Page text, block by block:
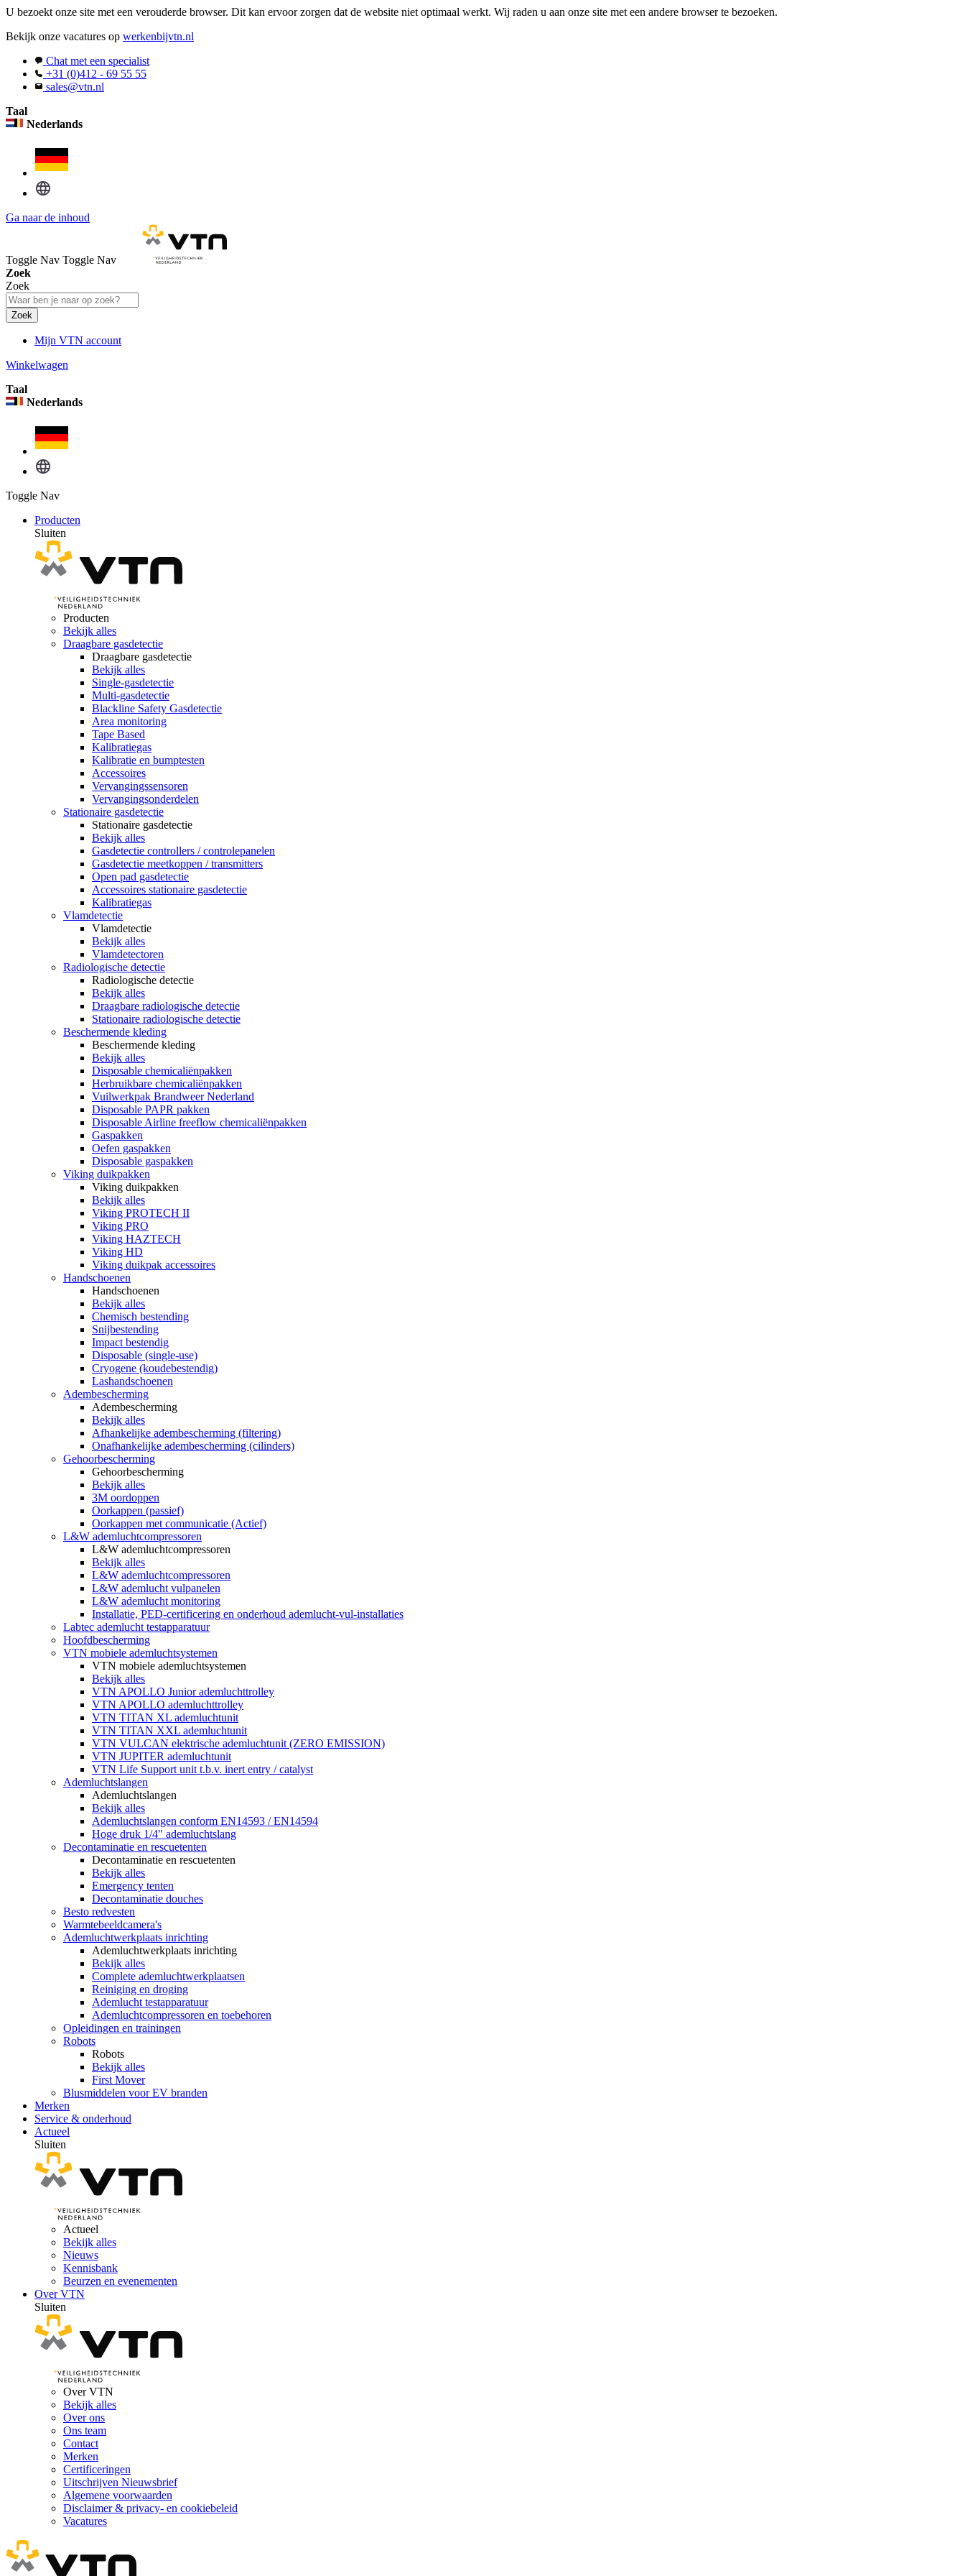
U bezoekt onze site met een verouderde browser. Dit kan ervoor zorgen dat de website niet optimaal werkt. Wij raden u aan onze site met een andere browser te bezoeken.
Bekijk onze vacatures op werkenbijvtn.nl
Chat met een specialist
+31 (0)412 - 69 55 55
sales@vtn.nl
Taal
Nederlands
Ga naar de inhoud
Toggle Nav Toggle Nav
Zoek
Zoek
Zoek
Mijn VTN account
Winkelwagen
Taal
Nederlands
Toggle Nav
Producten
Sluiten
Producten
Bekijk alles
Draagbare gasdetectie
Draagbare gasdetectie
Bekijk alles
Single-gasdetectie
Multi-gasdetectie
Blackline Safety Gasdetectie
Area monitoring
Tape Based
Kalibratiegas
Kalibratie en bumptesten
Accessoires
Vervangingssensoren
Vervangingsonderdelen
Stationaire gasdetectie
Stationaire gasdetectie
Bekijk alles
Gasdetectie controllers / controlepanelen
Gasdetectie meetkoppen / transmitters
Open pad gasdetectie
Accessoires stationaire gasdetectie
Kalibratiegas
Vlamdetectie
Vlamdetectie
Bekijk alles
Vlamdetectoren
Radiologische detectie
Radiologische detectie
Bekijk alles
Draagbare radiologische detectie
Stationaire radiologische detectie
Beschermende kleding
Beschermende kleding
Bekijk alles
Disposable chemicaliënpakken
Herbruikbare chemicaliënpakken
Vuilwerkpak Brandweer Nederland
Disposable PAPR pakken
Disposable Airline freeflow chemicaliënpakken
Gaspakken
Oefen gaspakken
Disposable gaspakken
Viking duikpakken
Viking duikpakken
Bekijk alles
Viking PROTECH II
Viking PRO
Viking HAZTECH
Viking HD
Viking duikpak accessoires
Handschoenen
Handschoenen
Bekijk alles
Chemisch bestending
Snijbestending
Impact bestendig
Disposable (single-use)
Cryogene (koudebestendig)
Lashandschoenen
Adembescherming
Adembescherming
Bekijk alles
Afhankelijke adembescherming (filtering)
Onafhankelijke adembescherming (cilinders)
Gehoorbescherming
Gehoorbescherming
Bekijk alles
3M oordoppen
Oorkappen (passief)
Oorkappen met communicatie (Actief)
L&W ademluchtcompressoren
L&W ademluchtcompressoren
Bekijk alles
L&W ademluchtcompressoren
L&W ademlucht vulpanelen
L&W ademlucht monitoring
Installatie, PED-certificering en onderhoud ademlucht-vul-installaties
Labtec ademlucht testapparatuur
Hoofdbescherming
VTN mobiele ademluchtsystemen
VTN mobiele ademluchtsystemen
Bekijk alles
VTN APOLLO Junior ademluchttrolley
VTN APOLLO ademluchttrolley
VTN TITAN XL ademluchtunit
VTN TITAN XXL ademluchtunit
VTN VULCAN elektrische ademluchtunit (ZERO EMISSION)
VTN JUPITER ademluchtunit
VTN Life Support unit t.b.v. inert entry / catalyst
Ademluchtslangen
Ademluchtslangen
Bekijk alles
Ademluchtslangen conform EN14593 / EN14594
Hoge druk 1/4" ademluchtslang
Decontaminatie en rescuetenten
Decontaminatie en rescuetenten
Bekijk alles
Emergency tenten
Decontaminatie douches
Besto redvesten
Warmtebeeldcamera's
Ademluchtwerkplaats inrichting
Ademluchtwerkplaats inrichting
Bekijk alles
Complete ademluchtwerkplaatsen
Reiniging en droging
Ademlucht testapparatuur
Ademluchtcompressoren en toebehoren
Opleidingen en trainingen
Robots
Robots
Bekijk alles
First Mover
Blusmiddelen voor EV branden
Merken
Service & onderhoud
Actueel
Sluiten
Actueel
Bekijk alles
Nieuws
Kennisbank
Beurzen en evenementen
Over VTN
Sluiten
Over VTN
Bekijk alles
Over ons
Ons team
Contact
Merken
Certificeringen
Uitschrijven Nieuwsbrief
Algemene voorwaarden
Disclaimer & privacy- en cookiebeleid
Vacatures